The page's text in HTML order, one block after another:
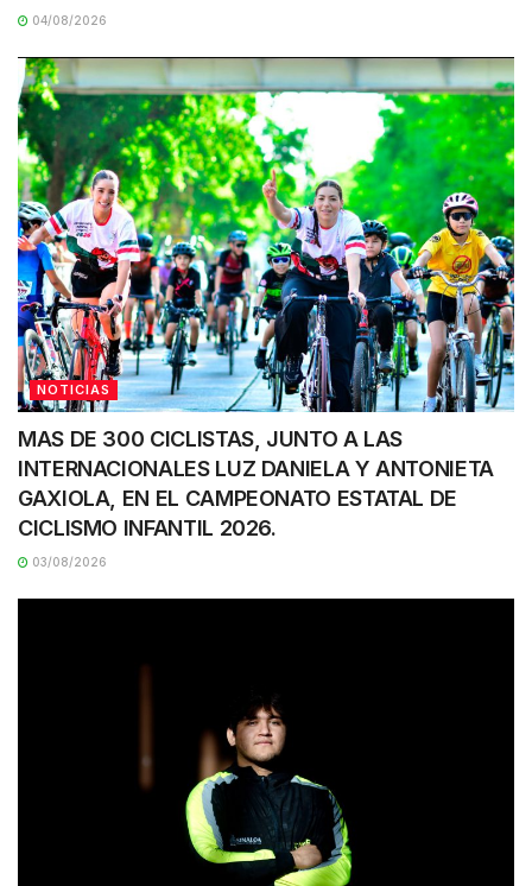
04/08/2026
NOTICIAS
MAS DE 300 CICLISTAS, JUNTO A LAS
INTERNACIONALES LUZ DANIELA Y ANTONIETA
GAXIOLA, EN EL CAMPEONATO ESTATAL DE
CICLISMO INFANTIL 2026.
03/08/2026